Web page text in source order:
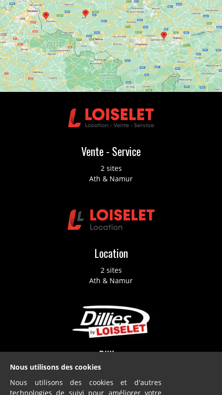
Vente - Service
2 sites
Ath & Namur
Location
2 sites
Ath & Namur
Dillies
Blandain
Nous utilisons des cookies
Nous utilisons des cookies et d'autres
technologies de suivi pour améliorer votre